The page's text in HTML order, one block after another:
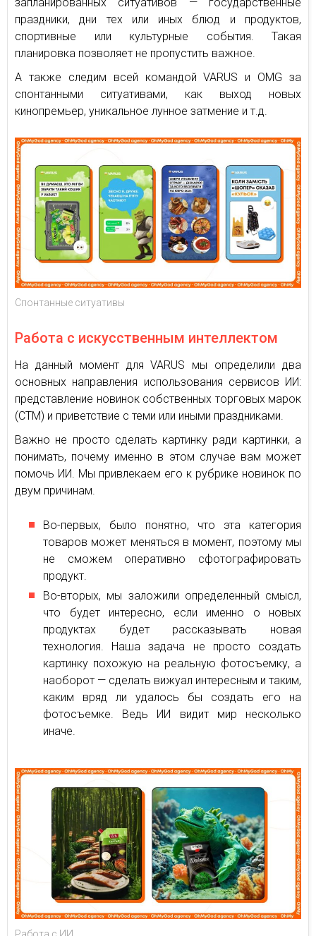
праздники, дни тех или иных блюд и продуктов,
спортивные или культурные события. Такая
планировка позволяет не пропустить важное.
А также следим всей командой VARUS и OMG за
спонтанными ситуативами, как выход новых
кинопремьер, уникальное лунное затмение и т.д.
Спонтанные ситуативы
Работа с искусственным интеллектом
На данный момент для VARUS мы определили два
основных направления использования сервисов ИИ:
представление новинок собственных торговых марок
(СТМ) и приветствие с теми или иными праздниками.
Важно не просто сделать картинку ради картинки, а
понимать, почему именно в этом случае вам может
помочь ИИ. Мы привлекаем его к рубрике новинок по
двум причинам.
Во-первых, было понятно, что эта категория
товаров может меняться в момент, поэтому мы
не сможем оперативно сфотографировать
продукт.
Во-вторых, мы заложили определенный смысл,
что будет интересно, если именно о новых
продуктах будет рассказывать новая
технология. Наша задача не просто создать
картинку похожую на реальную фотосъемку, а
наоборот — сделать вижуал интересным и таким,
каким вряд ли удалось бы создать его на
фотосъемке. Ведь ИИ видит мир несколько
иначе.
Работа с ИИ